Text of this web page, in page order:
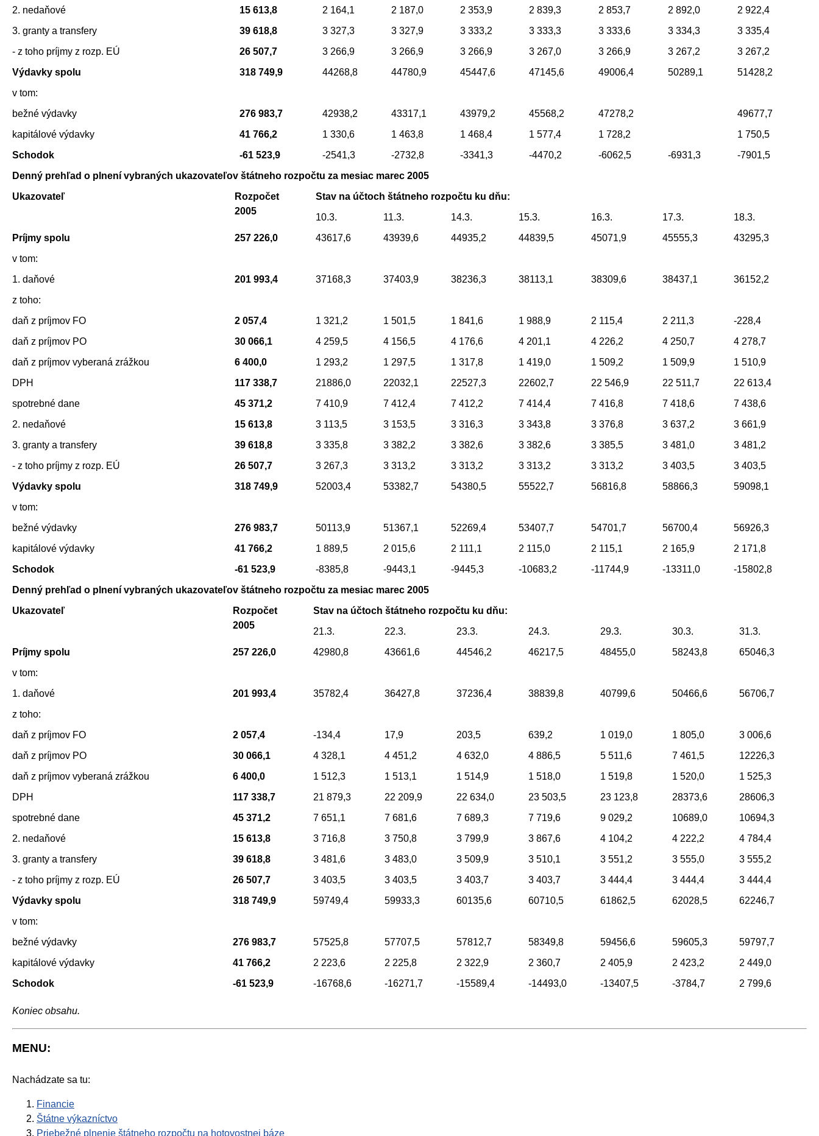
2. nedaňové
15 613,8 2 164,1 2 187,0 2 353,9 2 839,3 2 853,7 2 892,0
2 922,4
3. granty a transfery
39 618,8 3 327,3 3 327,9 3 333,2 3 333,3 3 333,6 3 334,3
3 335,4
- z toho príjmy z rozp. EÚ
26 507,7 3 266,9 3 266,9 3 266,9 3 267,0 3 266,9 3 267,2
3 267,2
Výdavky spolu
318 749,9 44268,8 44780,9 45447,6 47145,6 49006,4 50289,1
51428,2
v tom:
bežné výdavky
276 983,7 42938,2 43317,1 43979,2 45568,2 47278,2
49677,7
kapitálové výdavky
41 766,2 1 330,6 1 463,8 1 468,4 1 577,4 1 728,2
1 750,5
Schodok
-61 523,9 -2541,3 -2732,8 -3341,3 -4470,2 -6062,5 -6931,3
-7901,5
Denný prehľad o plnení vybraných ukazovateľov štátneho rozpočtu za mesiac marec 2005
Ukazovateľ
Rozpočet
2005
Stav na účtoch štátneho rozpočtu ku dňu:
10.3.
11.3. 14.3. 15.3. 16.3. 17.3.
18.3.
Príjmy spolu
257 226,0 43617,6 43939,6 44935,2 44839,5 45071,9 45555,3
43295,3
v tom:
1. daňové
201 993,4 37168,3 37403,9 38236,3 38113,1 38309,6 38437,1
36152,2
z toho:
daň z príjmov FO
2 057,4 1 321,2 1 501,5 1 841,6 1 988,9 2 115,4 2 211,3
-228,4
daň z príjmov PO
30 066,1 4 259,5 4 156,5 4 176,6 4 201,1 4 226,2 4 250,7
4 278,7
daň z príjmov vyberaná zrážkou
6 400,0 1 293,2 1 297,5 1 317,8 1 419,0 1 509,2 1 509,9
1 510,9
DPH
117 338,7 21886,0 22032,1 22527,3 22602,7 22 546,9 22 511,7
22 613,4
spotrebné dane
45 371,2 7 410,9 7 412,4 7 412,2 7 414,4 7 416,8 7 418,6
7 438,6
2. nedaňové
15 613,8 3 113,5 3 153,5 3 316,3 3 343,8 3 376,8 3 637,2
3 661,9
3. granty a transfery
39 618,8 3 335,8 3 382,2 3 382,6 3 382,6 3 385,5 3 481,0
3 481,2
- z toho príjmy z rozp. EÚ
26 507,7 3 267,3 3 313,2 3 313,2 3 313,2 3 313,2 3 403,5
3 403,5
Výdavky spolu
318 749,9 52003,4 53382,7 54380,5 55522,7 56816,8 58866,3
59098,1
v tom:
bežné výdavky
276 983,7 50113,9 51367,1 52269,4 53407,7 54701,7 56700,4
56926,3
kapitálové výdavky
41 766,2 1 889,5 2 015,6 2 111,1 2 115,0 2 115,1 2 165,9
2 171,8
Schodok
-61 523,9 -8385,8 -9443,1 -9445,3 -10683,2 -11744,9 -13311,0
-15802,8
Denný prehľad o plnení vybraných ukazovateľov štátneho rozpočtu za mesiac marec 2005
Ukazovateľ
Rozpočet
2005
Stav na účtoch štátneho rozpočtu ku dňu:
21.3.
22.3. 23.3. 24.3. 29.3. 30.3.
31.3.
Príjmy spolu
257 226,0 42980,8 43661,6 44546,2 46217,5 48455,0 58243,8
65046,3
v tom:
1. daňové
201 993,4 35782,4 36427,8 37236,4 38839,8 40799,6 50466,6
56706,7
z toho:
daň z príjmov FO
2 057,4 -134,4 17,9 203,5 639,2 1 019,0 1 805,0
3 006,6
daň z príjmov PO
30 066,1 4 328,1 4 451,2 4 632,0 4 886,5 5 511,6 7 461,5
12226,3
daň z príjmov vyberaná zrážkou
6 400,0 1 512,3 1 513,1 1 514,9 1 518,0 1 519,8 1 520,0
1 525,3
DPH
117 338,7 21 879,3 22 209,9 22 634,0 23 503,5 23 123,8 28373,6
28606,3
spotrebné dane
45 371,2 7 651,1 7 681,6 7 689,3 7 719,6 9 029,2 10689,0
10694,3
2. nedaňové
15 613,8 3 716,8 3 750,8 3 799,9 3 867,6 4 104,2 4 222,2
4 784,4
3. granty a transfery
39 618,8 3 481,6 3 483,0 3 509,9 3 510,1 3 551,2 3 555,0
3 555,2
- z toho príjmy z rozp. EÚ
26 507,7 3 403,5 3 403,5 3 403,7 3 403,7 3 444,4 3 444,4
3 444,4
Výdavky spolu
318 749,9 59749,4 59933,3 60135,6 60710,5 61862,5 62028,5
62246,7
v tom:
bežné výdavky
276 983,7 57525,8 57707,5 57812,7 58349,8 59456,6 59605,3
59797,7
kapitálové výdavky
41 766,2 2 223,6 2 225,8 2 322,9 2 360,7 2 405,9 2 423,2
2 449,0
Schodok
-61 523,9 -16768,6 -16271,7 -15589,4 -14493,0 -13407,5 -3784,7 2 799,6
Koniec obsahu.
MENU:
Nachádzate sa tu:
Financie
Štátne výkazníctvo
Priebežné plnenie štátneho rozpočtu na hotovostnej báze